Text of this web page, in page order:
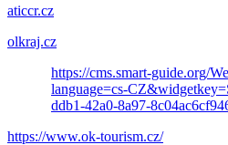
aticcr.cz
olkraj.cz
https://cms.smart-guide.org/
language=cs-
ddb1-42a0-8a97-
https://www.ok-tourism.cz/